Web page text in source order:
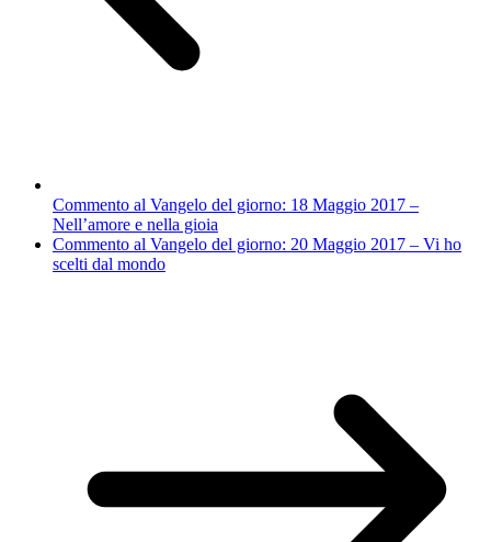
Commento al Vangelo del giorno: 18 Maggio 2017 –
Nell’amore e nella gioia
Commento al Vangelo del giorno: 20 Maggio 2017 – Vi ho
scelti dal mondo